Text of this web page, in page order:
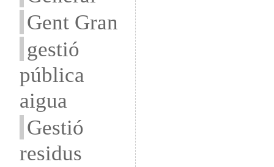
Gent Gran
gestió
pública
aigua
Gestió
residus